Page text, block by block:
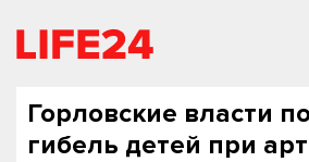
Горловские власти
гибель детей при